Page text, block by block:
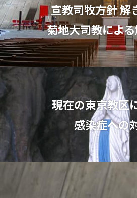
宣教司牧⽅針 解
菊地⼤司教によ
現在の東京教区
感染症への